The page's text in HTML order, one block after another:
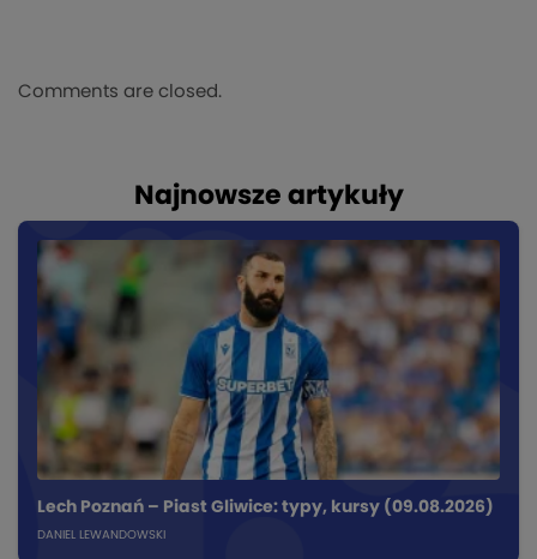
Comments are closed.
Najnowsze artykuły
Lech Poznań – Piast Gliwice: typy, kursy (09.08.2026)
DANIEL LEWANDOWSKI